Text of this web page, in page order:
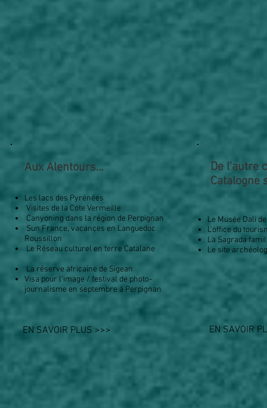
Aux Alentours...
Les lacs des Pyrénées
Visites de la Cote Vermeille
Canyoning dans la région de Perpignan
Sun France, vacances en Languedoc
Roussillon
Le Réseau culturel en terre Catalane
La réserve africaine de Sigean
Visa pour l'image / festival de photo-
journalisme en septembre à Perpignan
EN SAVOIR PLUS >>>
De l'autre
Catalogne
Le Musée Dali
L'office du
La Sagrada
Le site
EN SAVOIR